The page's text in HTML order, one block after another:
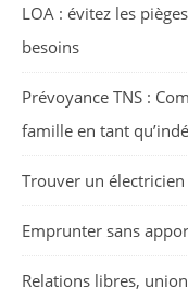
LOA : évitez les
besoins
Prévoyance TNS :
famille en tant
Trouver un
Emprunter sans
Relations libres,